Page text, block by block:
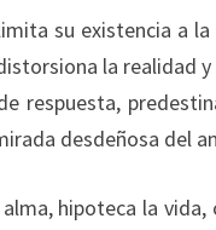
su existencia a
la realidad
respuesta,
desdeñosa del
hipoteca la